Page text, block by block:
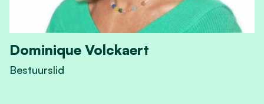
Dominique Volckaert
Bestuurslid